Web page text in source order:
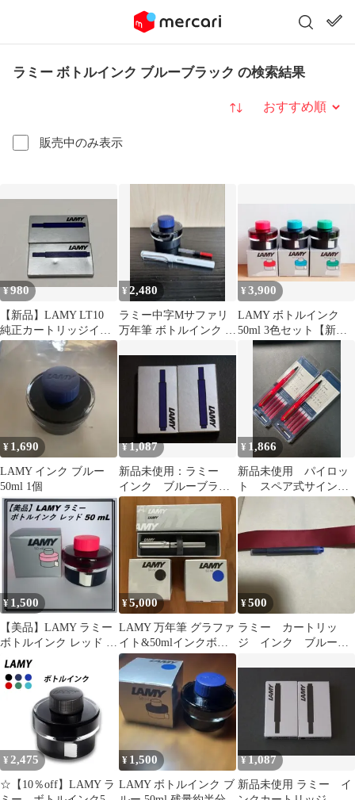
ラミー ボトルインク ブルーブラック の検索結果
販売中のみ表示
並び替え
¥980
【新品】LAMY LT10
純正カートリッジイン
ク 10本 ブルーブラック
¥ 2,480
ラミー中字Mサファリ
万年筆 ボトルインク ブ
¥3,900
LAMY ボトルインク
50ml 3色セット【新品
未使用】
¥ 1,690
LAMY インク ブルー
50ml 1個
¥1,087
新品未使用：ラミー
インク ブルーブラッ
ク2箱 #0126
¥ 1,866
新品未使用 パイロッ
ト スペア式サインペ
ン 2本セット メルカ
リ便
¥ 1,500
【美品】LAMY ラミー
ボトルインク レッド 50
mL LT52RD
¥5,000
LAMY 万年筆 グラファ
イト&50mlインクボト
ル
¥500
ラミー カートリッ
ジ インク ブルーブ
¥ 2,475
☆【10％off】LAMY ラ
¥ 1,500
LAMY ボトルインク ブ
¥1,087
新品未使用 ラミー イ